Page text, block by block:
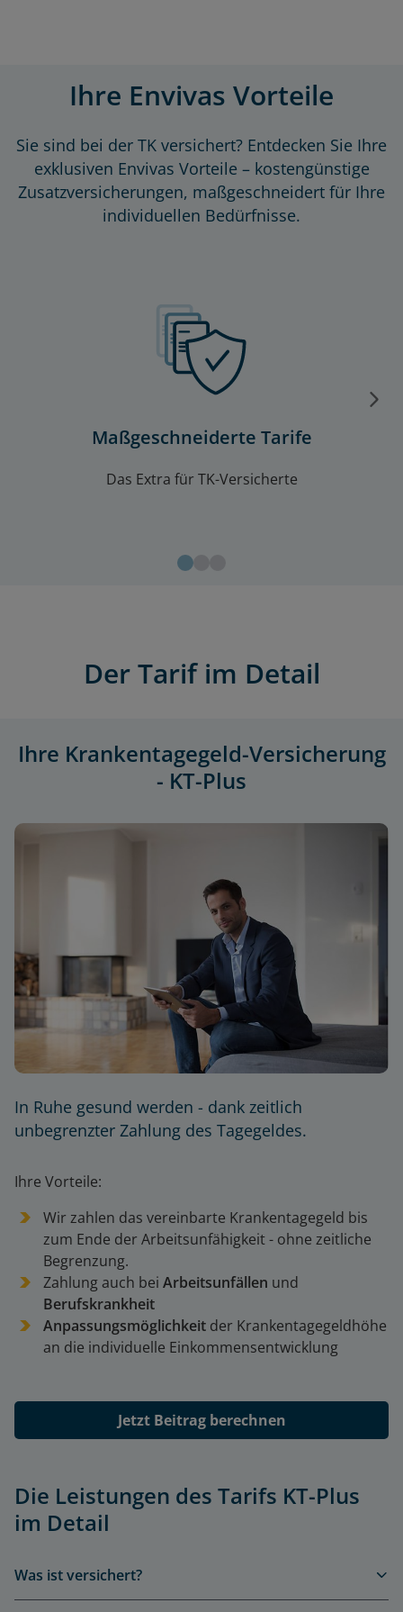
Ihre Envivas Vorteile
Sie sind bei der TK versichert? Entdecken Sie Ihre
exklusiven Envivas Vorteile – kostengünstige
Zusatzversicherungen, maßgeschneidert für Ihre
individuellen Bedürfnisse.
Maßgeschneiderte Tarife
Das Extra für TK-Versicherte
Der Tarif im Detail
Ihre Krankentagegeld-Versicherung
- KT-Plus
In Ruhe gesund werden - dank zeitlich
unbegrenzter Zahlung des Tagegeldes.
Ihre Vorteile:
Wir zahlen das vereinbarte Krankentagegeld bis
zum Ende der Arbeitsunfähigkeit - ohne zeitliche
Begrenzung.
Zahlung auch bei Arbeitsunfällen und
Berufskrankheit
Anpassungsmöglichkeit der Krankentagegeldhöhe
an die individuelle Einkommensentwicklung
Jetzt Beitrag berechnen
Die Leistungen des Tarifs KT-Plus
im Detail
Was ist versichert?